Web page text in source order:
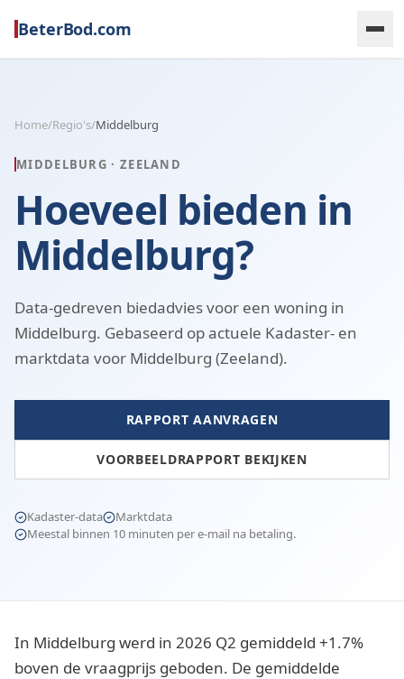
BeterBod.com
Home/Regio's/Middelburg
MIDDELBURG · ZEELAND
Hoeveel bieden in
Middelburg?
Data-gedreven biedadvies voor een woning in
Middelburg. Gebaseerd op actuele Kadaster- en
marktdata voor Middelburg (Zeeland).
RAPPORT AANVRAGEN
VOORBEELDRAPPORT BEKIJKEN
Kadaster-data
Marktdata
Meestal binnen 10 minuten per e-mail na betaling.
In Middelburg werd in 2026 Q2 gemiddeld +1.7%
boven de vraagprijs geboden. De gemiddelde